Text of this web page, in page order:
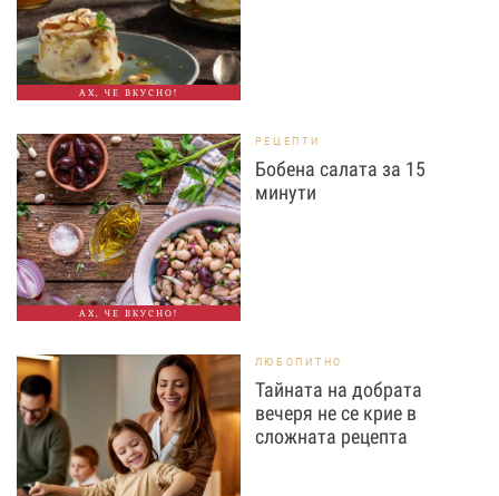
АХ, ЧЕ ВКУСНО!
АХ, ЧЕ ВКУСНО!
РЕЦЕПТИ
Бобена салата за 15
минути
ЛЮБОПИТНО
Тайната на добрата
вечеря не се крие в
сложната рецепта